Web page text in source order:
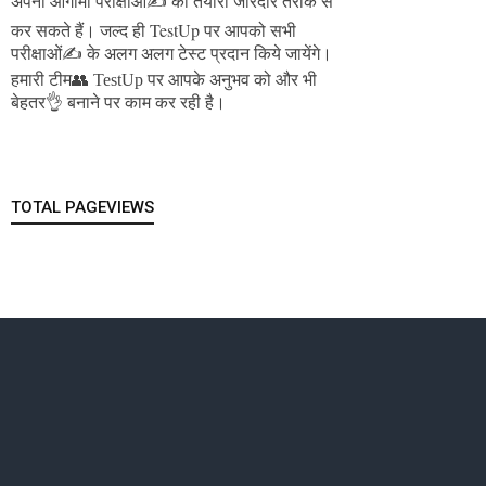
कर सकते हैं।जल्द ही TestUp पर आपको सभी
परीक्षाओं✍️ के अलग अलग टेस्ट प्रदान किये जायेंगे।
हमारी टीम👥 TestUp पर आपके अनुभव को और भी
बेहतर👌 बनाने पर काम कर रही है।
TOTAL PAGEVIEWS